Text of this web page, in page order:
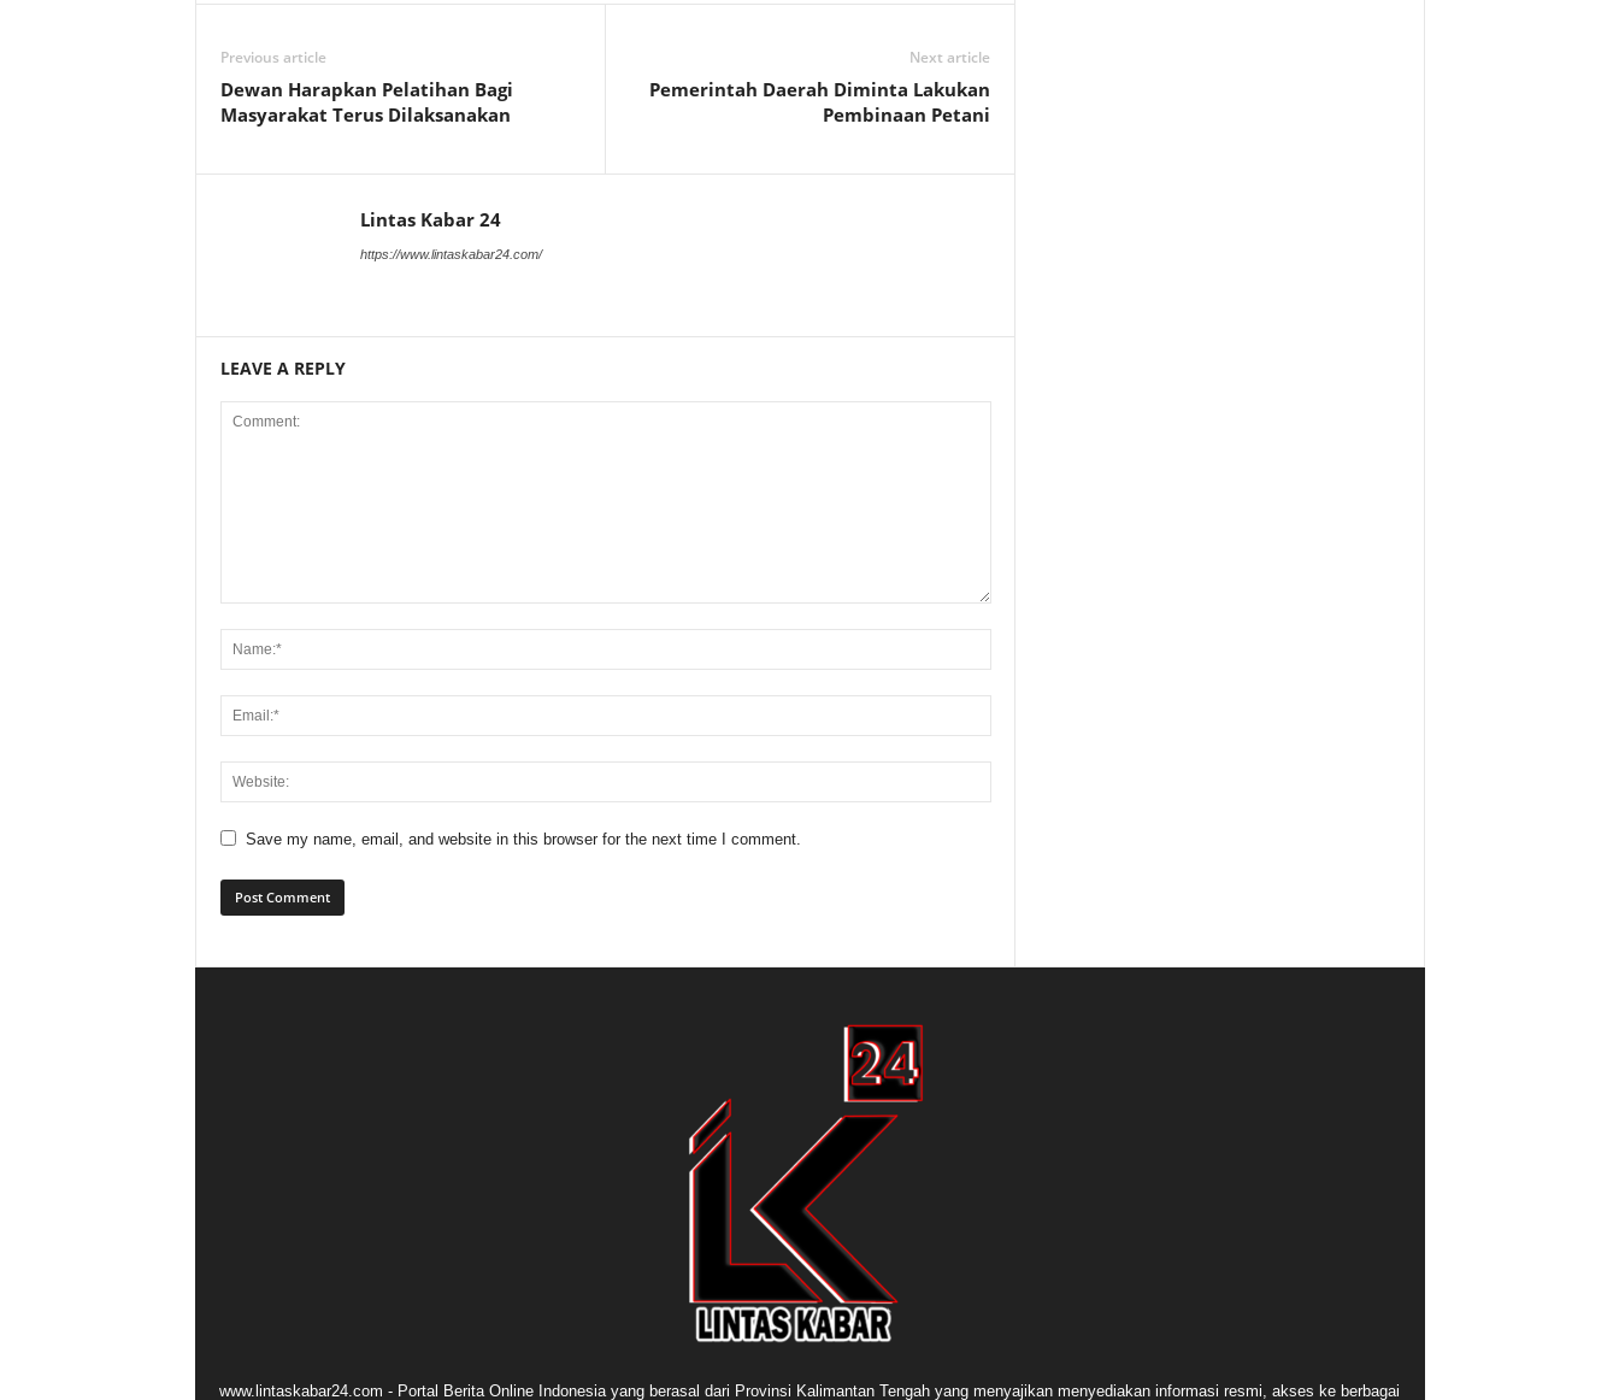
Previous article
Dewan Harapkan Pelatihan Bagi
Masyarakat Terus Dilaksanakan
Next article
Pemerintah Daerah Diminta Lakukan
Pembinaan Petani
Lintas Kabar 24
https://www.lintaskabar24.com/
LEAVE A REPLY
Save my name, email, and website in this browser for the next time I comment.
www.lintaskabar24.com - Portal Berita Online Indonesia yang berasal dari Provinsi Kalimantan Tengah yang menyajikan menyediakan informasi resmi, akses ke berbagai